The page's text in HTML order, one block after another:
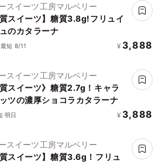
スイーツ工房マルベリー
質スイーツ】糖質3.8g!フリュイ
のカタラーナ
最短 8/11 ¥ 3,888
スイーツ工房マルベリー
質スイーツ》糖質2.7g！キャラ
ツの濃厚ショコラカタラーナ
明日 ¥ 3,888
スイーツ工房マルベリー
質スイーツ】糖質3.6g！フリュ